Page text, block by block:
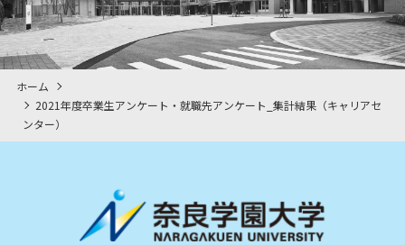
ホーム
2021年度卒業生アンケート・就職先アンケート_集計結果（キャリアセ
ンター）